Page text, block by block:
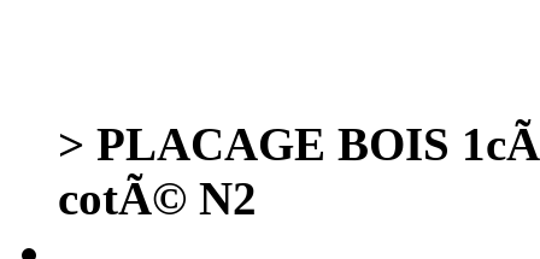
> PLACAGE BOIS
cotÃ© N2